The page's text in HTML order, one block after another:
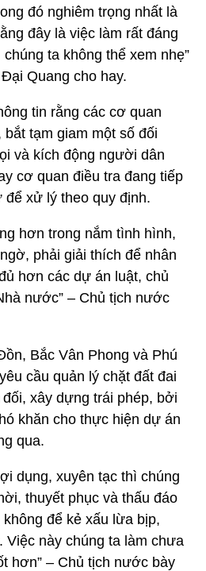
đó nghiêm trọng nhất là
đây là việc làm rất đáng
ta không thể xem nhẹ”
Quang cho hay.
tin rằng các cơ quan
tạm giam một số đối
và kích động người dân
cơ quan điều tra đang tiếp
xử lý theo quy định.
hơn trong nắm tình hình,
phải giải thích để nhân
hơn các dự án luật, chủ
nước” – Chủ tịch nước
Bắc Vân Phong và Phú
cầu quản lý chặt đất đai
xây dựng trái phép, bởi
khăn cho thực hiện dự án
qua.
dụng, xuyên tạc thì chúng
thuyết phục và thấu đáo
để kẻ xấu lừa bịp,
Việc này chúng ta làm chưa
hơn” – Chủ tịch nước bày